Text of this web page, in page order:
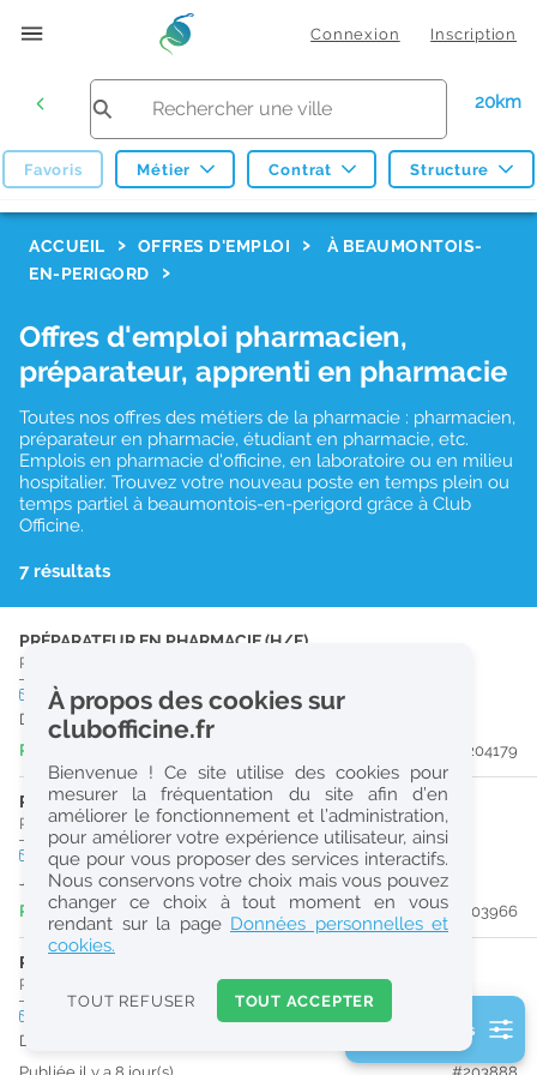
Connexion Inscription
20km
Favoris Métier Contrat Structure
e
Réinitialiser
2
0
k
m
Consulter les offres de la France d'outre-mer
ACCUEIL OFFRES D'EMPLOI
À BEAUMONTOIS-
EN-PERIGORD
Offres d'emploi pharmacien,
préparateur, apprenti en pharmacie
Toutes nos offres des métiers de la pharmacie : pharmacien,
préparateur en pharmacie, étudiant en pharmacie, etc.
Emplois en pharmacie d'officine, en laboratoire ou en milieu
hospitalier. Trouvez votre nouveau poste en temps plein ou
temps partiel à beaumontois-en-perigord grâce à Club
Officine.
7 résultats
PRÉPARATEUR EN PHARMACIE (H/F)
Pharmacie d'Officine
CDDtemps plein
Du 30/09/26 au 30/03/27
Publiée il y a 3 jour(s)
#204179
PRÉPARATEUR EN PHARMACIE (H/F)
Pharmacie d'Officine| 24150Lalinde
CDD temps plein
Jusqu'au 27/08/26
Publiée il y a 7 jour(s)
#203966
PHARMACIEN (H/F)
Pharmacie d'Officine 24540Monpazier
Logement
Dès que possible
2 filtre(s) actifs
À propos des cookies sur
clubofficine.fr
Bienvenue ! Ce site utilise des cookies pour
mesurer la fréquentation du site afin d’en
améliorer le fonctionnement et l’administration,
pour améliorer votre expérience utilisateur, ainsi
que pour vous proposer des services interactifs.
Nous conservons votre choix mais vous pouvez
changer ce choix à tout moment en vous
rendant sur la page Données personnelles et
cookies.
TOUT REFUSER TOUT ACCEPTER